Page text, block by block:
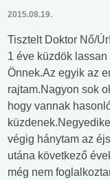
2015.08.19.
Tisztelt Doktor Nő/Úr!
1 éve küzdök
Önnek.Az egyik az
rajtam.Nagyon sok
hogy vannak
végig hánytam az
utána következő
még nem